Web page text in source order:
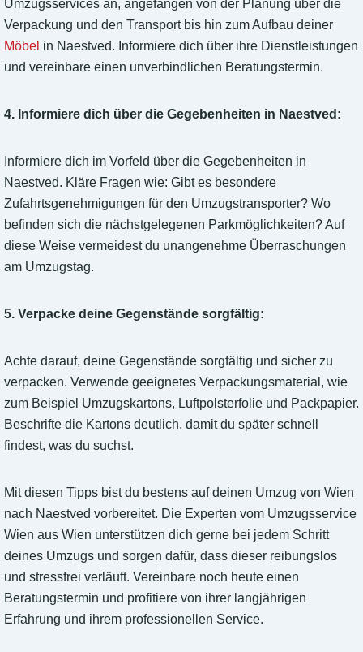
Umzugsservices an, angefangen von der Planung über die
Verpackung und den Transport bis hin zum Aufbau deiner
Möbel in Naestved. Informiere dich über ihre Dienstleistungen
und vereinbare einen unverbindlichen Beratungstermin.
4. Informiere dich über die Gegebenheiten in Naestved:
Informiere dich im Vorfeld über die Gegebenheiten in
Naestved. Kläre Fragen wie: Gibt es besondere
Zufahrtsgenehmigungen für den Umzugstransporter? Wo
befinden sich die nächstgelegenen Parkmöglichkeiten? Auf
diese Weise vermeidest du unangenehme Überraschungen
am Umzugstag.
5. Verpacke deine Gegenstände sorgfältig:
Achte darauf, deine Gegenstände sorgfältig und sicher zu
verpacken. Verwende geeignetes Verpackungsmaterial, wie
zum Beispiel Umzugskartons, Luftpolsterfolie und Packpapier.
Beschrifte die Kartons deutlich, damit du später schnell
findest, was du suchst.
Mit diesen Tipps bist du bestens auf deinen Umzug von Wien
nach Naestved vorbereitet. Die Experten vom Umzugsservice
Wien aus Wien unterstützen dich gerne bei jedem Schritt
deines Umzugs und sorgen dafür, dass dieser reibungslos
und stressfrei verläuft. Vereinbare noch heute einen
Beratungstermin und profitiere von ihrer langjährigen
Erfahrung und ihrem professionellen Service.